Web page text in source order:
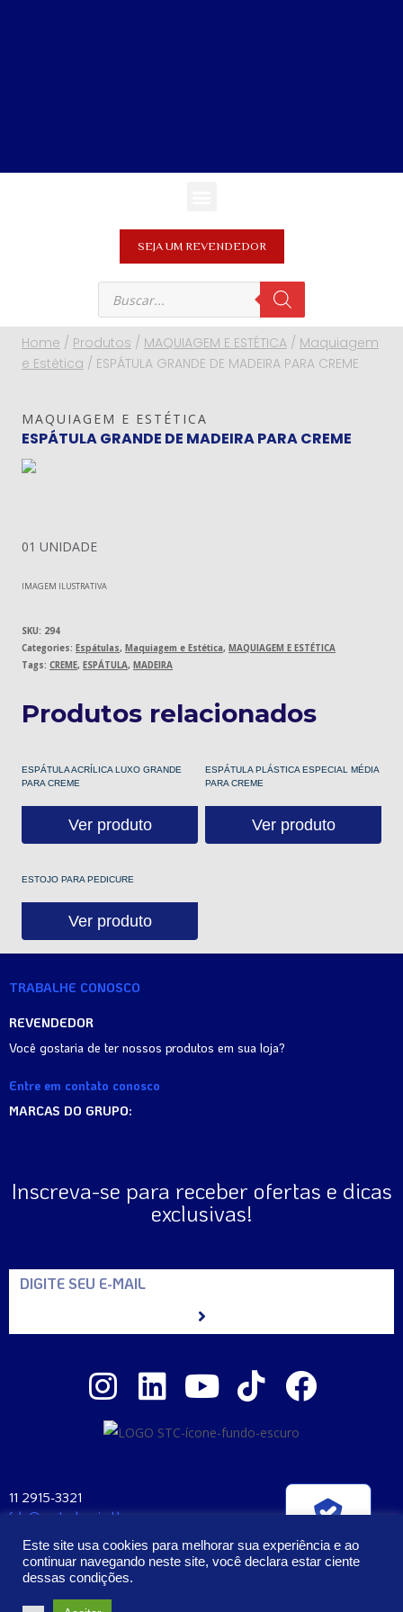
SEJA UM REVENDEDOR
Home / Produtos / MAQUIAGEM E ESTÉTICA / Maquiagem
e Estética / ESPÁTULA GRANDE DE MADEIRA PARA CREME
MAQUIAGEM E ESTÉTICA
ESPÁTULA GRANDE DE MADEIRA PARA CREME
01 UNIDADE
IMAGEM ILUSTRATIVA
SKU: 294
Categories: Espátulas, Maquiagem e Estética, MAQUIAGEM E ESTÉTICA
Tags: CREME, ESPÁTULA, MADEIRA
Produtos relacionados
ESPÁTULA ACRÍLICA LUXO GRANDE
PARA CREME
Ver produto
ESPÁTULA PLÁSTICA ESPECIAL MÉDIA
PARA CREME
Ver produto
ESTOJO PARA PEDICURE
Ver produto
TRABALHE CONOSCO
REVENDEDOR
Você gostaria de ter nossos produtos em sua loja?
Entre em contato conosco
MARCAS DO GRUPO:
Inscreva-se para receber ofertas e dicas
exclusivas!
11 2915-3321
fale@santaclara.ind.br
CEP: 04225-000
2023 – Todos os Direitos Reservados | Santa Clara Manufatura e
Este site usa cookies para melhorar sua experiência e ao
continuar navegando neste site, você declara estar ciente
dessas condições.